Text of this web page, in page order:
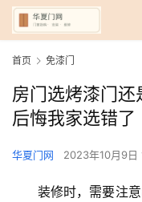
首页 免漆门
房门选烤漆门还
后悔我家选错了
华夏门网 2023年10月9
装修时，需要注